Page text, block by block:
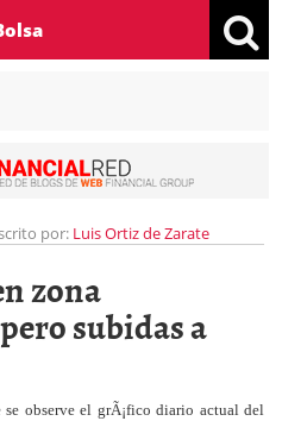
por: Luis Ortiz de Zarate
zona
subidas a
observe el grÃ¡fico diario actual del